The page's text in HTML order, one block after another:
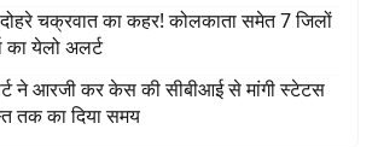
चक्रवात का कहर! कोलकाता समेत 7 जिलों
का येलो अलर्ट
ने आरजी कर केस की सीबीआई से मांगी स्टेटस
तक का दिया समय